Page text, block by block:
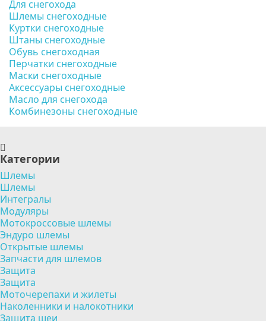
Для снегохода
Шлемы снегоходные
Куртки снегоходные
Штаны снегоходные
Обувь снегоходная
Перчатки снегоходные
Маски снегоходные
Аксессуары снегоходные
Масло для снегохода
Комбинезоны снегоходные
Категории
Шлемы
Шлемы
Интегралы
Модуляры
Мотокроссовые шлемы
Эндуро шлемы
Открытые шлемы
Запчасти для шлемов
Защита
Защита
Моточерепахи и жилеты
Наколенники и налокотники
Защита шеи